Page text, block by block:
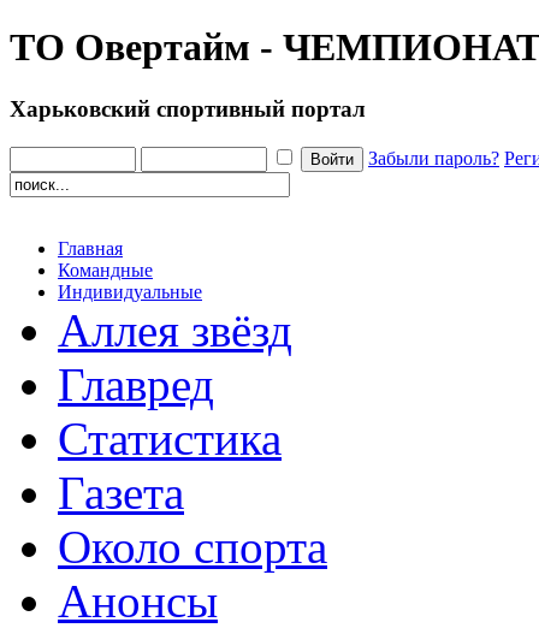
ТО Овертайм -
Харьковский спортивный портал
Забыли пароль?
Главная
Командные
Индивидуальные
Аллея звёзд
Главред
Статистика
Газета
Около спорта
Анонсы